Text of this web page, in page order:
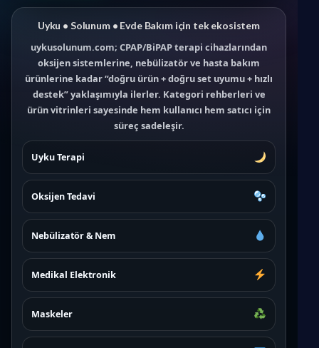
Uyku • Solunum • Evde Bakım için tek ekosistem
uykusolunum.com; CPAP/BiPAP terapi cihazlarından
oksijen sistemlerine, nebülizatör ve hasta bakım
ürünlerine kadar “doğru ürün + doğru set uyumu + hızlı
destek” yaklaşımıyla ilerler. Kategori rehberleri ve
ürün vitrinleri sayesinde hem kullanıcı hem satıcı için
süreç sadeleşir.
Uyku Terapi
Oksijen Tedavi
Nebülizatör & Nem
Medikal Elektronik
Maskeler